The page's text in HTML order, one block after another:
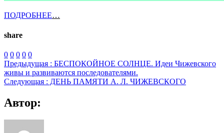
ПОДРОБНЕЕ…
share
0 0 0 0 0
Предыдущая : БЕСПОКОЙНОЕ СОЛНЦЕ. Идеи Чижевского
живы и развиваются последователями.
Следующая : ДЕНЬ ПАМЯТИ А. Л. ЧИЖЕВСКОГО
Автор: